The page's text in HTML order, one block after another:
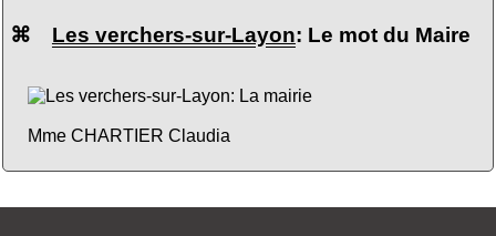
⌘ Les verchers-sur-Layon: Le mot du Maire
Mme CHARTIER Claudia